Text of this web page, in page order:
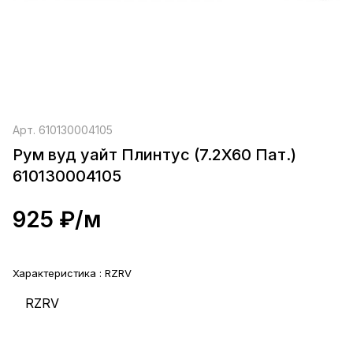
Арт. 610130004105
Рум вуд уайт Плинтус (7.2X60 Пат.)
610130004105
925 ₽/м
Характеристика : RZRV
RZRV